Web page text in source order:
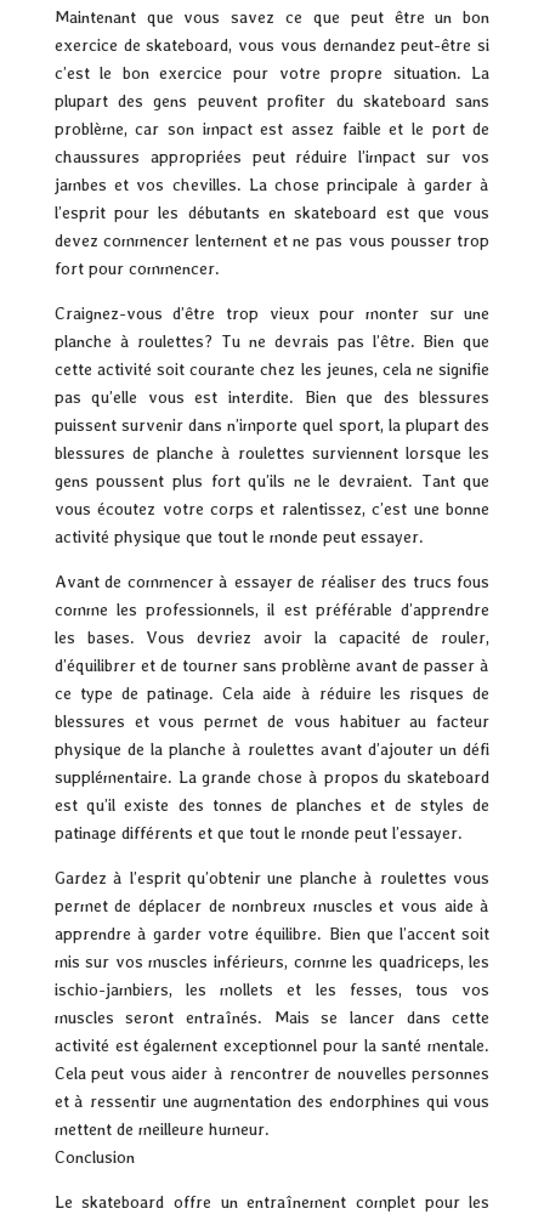
Maintenant que vous savez ce que peut être un bon
exercice de skateboard, vous vous demandez peut-être si
c’est le bon exercice pour votre propre situation. La
plupart des gens peuvent profiter du skateboard sans
problème, car son impact est assez faible et le port de
chaussures appropriées peut réduire l’impact sur vos
jambes et vos chevilles. La chose principale à garder à
l’esprit pour les débutants en skateboard est que vous
devez commencer lentement et ne pas vous pousser trop
fort pour commencer.
Craignez-vous d’être trop vieux pour monter sur une
planche à roulettes? Tu ne devrais pas l’être. Bien que
cette activité soit courante chez les jeunes, cela ne signifie
pas qu’elle vous est interdite. Bien que des blessures
puissent survenir dans n’importe quel sport, la plupart des
blessures de planche à roulettes surviennent lorsque les
gens poussent plus fort qu’ils ne le devraient. Tant que
vous écoutez votre corps et ralentissez, c’est une bonne
activité physique que tout le monde peut essayer.
Avant de commencer à essayer de réaliser des trucs fous
comme les professionnels, il est préférable d’apprendre
les bases. Vous devriez avoir la capacité de rouler,
d’équilibrer et de tourner sans problème avant de passer à
ce type de patinage. Cela aide à réduire les risques de
blessures et vous permet de vous habituer au facteur
physique de la planche à roulettes avant d’ajouter un défi
supplémentaire. La grande chose à propos du skateboard
est qu’il existe des tonnes de planches et de styles de
patinage différents et que tout le monde peut l’essayer.
Gardez à l’esprit qu’obtenir une planche à roulettes vous
permet de déplacer de nombreux muscles et vous aide à
apprendre à garder votre équilibre. Bien que l’accent soit
mis sur vos muscles inférieurs, comme les quadriceps, les
ischio-jambiers, les mollets et les fesses, tous vos
muscles seront entraînés. Mais se lancer dans cette
activité est également exceptionnel pour la santé mentale.
Cela peut vous aider à rencontrer de nouvelles personnes
et à ressentir une augmentation des endorphines qui vous
mettent de meilleure humeur.
Conclusion
Le skateboard offre un entraînement complet pour les